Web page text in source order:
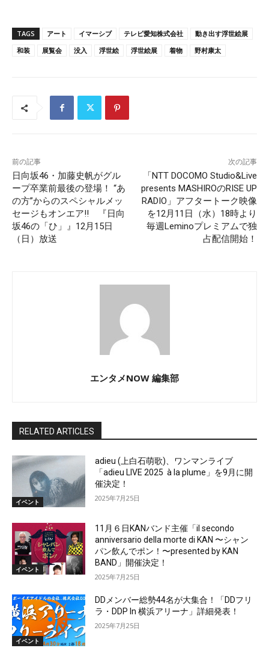
TAGS アート イマーシブ テレビ愛知株式会社
動き出す浮世絵展
和装
展覧会 没入 浮世絵 浮世絵展 着物 野村康太
前の記事
日向坂46・加藤史帆がグル
ープ卒業前最後の登場！ “あ
の方”からのスペシャルメッ
セージもオンエア!! 『日向
坂46の「ひ」』12月15日
（日）放送
次の記事
「NTT DOCOMO Studio&Live
presents MASHIROのRISE UP
RADIO」アフタートーク映像
を12月11日（水）18時より
毎週Leminoプレミアムで独
占配信開始！
エンタメNOW 編集部
RELATED ARTICLES
イベント
adieu (上白石萌歌)、ワンマンライブ
「adieu LIVE 2025 à la plume」を9月に開
催決定！
2025年7月25日
イベント
11月６日KANバンド主催「il secondo
anniversario della morte di KAN 〜シャン
パン飲んでポン！〜presented by KAN
BAND」開催決定！
2025年7月25日
イベント
DDメンバー総勢44名が大集合！「DDフリ
ラ・DDP In 横浜アリーナ」詳細発表！
2025年7月25日